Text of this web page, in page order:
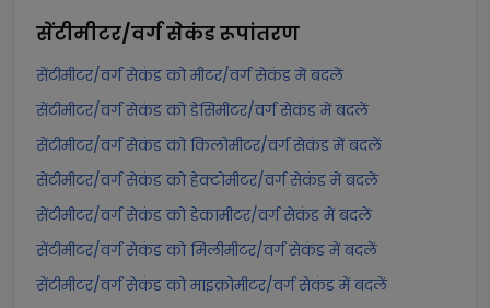
सेंटीमीटर/वर्ग सेकंडरूपांतरण
सेंटीमीटर/वर्ग सेकंड को मीटर/वर्ग सेकंड में बदलें
सेंटीमीटर/वर्ग सेकंड को डेसिमीटर/वर्ग सेकंड में बदलें
सेंटीमीटर/वर्ग सेकंड को किलोमीटर/वर्ग सेकंड में बदलें
सेंटीमीटर/वर्ग सेकंड को हेक्टोमीटर/वर्ग सेकंड में बदलें
सेंटीमीटर/वर्ग सेकंड को डेकामीटर/वर्ग सेकंड में बदलें
सेंटीमीटर/वर्ग सेकंड को मिलीमीटर/वर्ग सेकंड में बदलें
सेंटीमीटर/वर्ग सेकंड को माइक्रोमीटर/वर्ग सेकंड में बदलें